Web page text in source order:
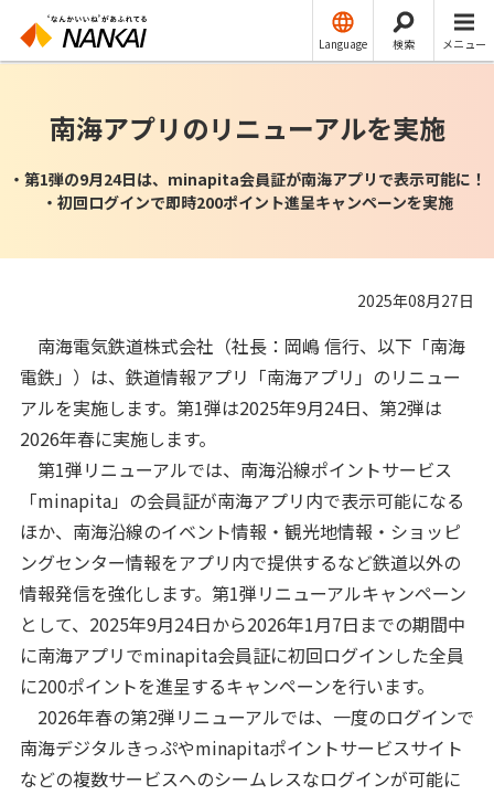
Language 検索 メニュー
ニュースリリース
南海アプリのリニューアルを実施
・第1弾の9月24日は、minapita会員証が南海アプリで表示可能に！
・初回ログインで即時200ポイント進呈キャンペーンを実施
2025年08月27日
南海電気鉄道株式会社（社長：岡嶋 信行、以下「南海
電鉄」）は、鉄道情報アプリ「南海アプリ」のリニュー
アルを実施します。第1弾は2025年9月24日、第2弾は
2026年春に実施します。
第1弾リニューアルでは、南海沿線ポイントサービス
「minapita」の会員証が南海アプリ内で表示可能になる
ほか、南海沿線のイベント情報・観光地情報・ショッピ
ングセンター情報をアプリ内で提供するなど鉄道以外の
情報発信を強化します。第1弾リニューアルキャンペーン
として、2025年9月24日から2026年1月7日までの期間中
に南海アプリでminapita会員証に初回ログインした全員
に200ポイントを進呈するキャンペーンを行います。
2026年春の第2弾リニューアルでは、一度のログインで
南海デジタルきっぷやminapitaポイントサービスサイト
などの複数サービスへのシームレスなログインが可能に